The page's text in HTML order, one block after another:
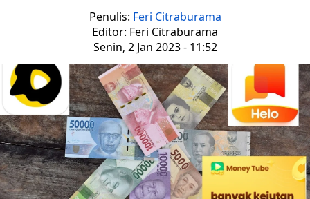
Penulis: Feri Citraburama
Editor: Feri Citraburama
Senin, 2 Jan 2023 - 11:52